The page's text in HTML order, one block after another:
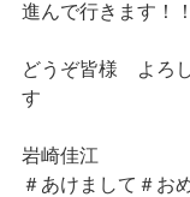
進んで行きます！！
どうぞ皆様　よろ
す
岩崎佳江
＃あけまして＃お